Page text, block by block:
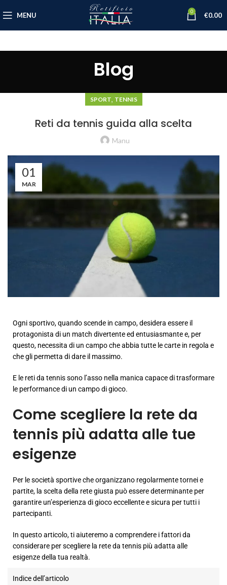
MENU 0 €0.00
Blog
SPORT, TENNIS
Reti da tennis guida alla scelta
Manu
01
MAR
Ogni sportivo, quando scende in campo, desidera essere il
protagonista di un match divertente ed entusiasmante e, per
questo, necessita di un campo che abbia tutte le carte in regola e
che gli permetta di dare il massimo.
E le reti da tennis sono l’asso nella manica capace di trasformare
le performance di un campo di gioco.
Come scegliere la rete da
tennis più adatta alle tue
esigenze
Per le società sportive che organizzano regolarmente tornei e
partite, la scelta della rete giusta può essere determinante per
garantire un’esperienza di gioco eccellente e sicura per tutti i
partecipanti.
In questo articolo, ti aiuteremo a comprendere i fattori da
considerare per scegliere la rete da tennis più adatta alle
esigenze della tua realtà.
Indice dell’articolo